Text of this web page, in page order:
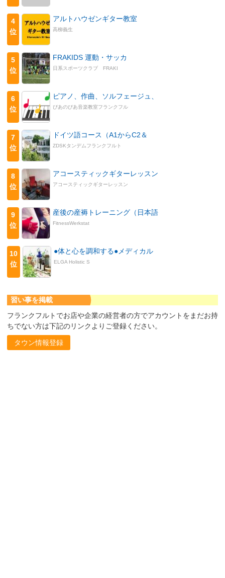
4
位
アルトハウゼンギター教室
高柳義生
5
位
FRAKIDS 運動・サッカ
日系スポーツクラブ FRAKI
6
位
ピアノ、作曲、ソルフェージュ、
ぴあのぴあ音楽教室フランクフル
7
位
ドイツ語コース（A1からC2＆
ZDSKタンデムフランクフルト
8
位
アコースティックギターレッスン
アコースティックギターレッスン
9
位
産後の産褥トレーニング（日本語
FitnessWerkstat
10
位
●体と心を調和する●メディカル
ELGA Holistic S
習い事を掲載
フランクフルトでお店や企業の経営者の方でアカウントをまだお持
ちでない方は下記のリンクよりご登録ください。
タウン情報登録